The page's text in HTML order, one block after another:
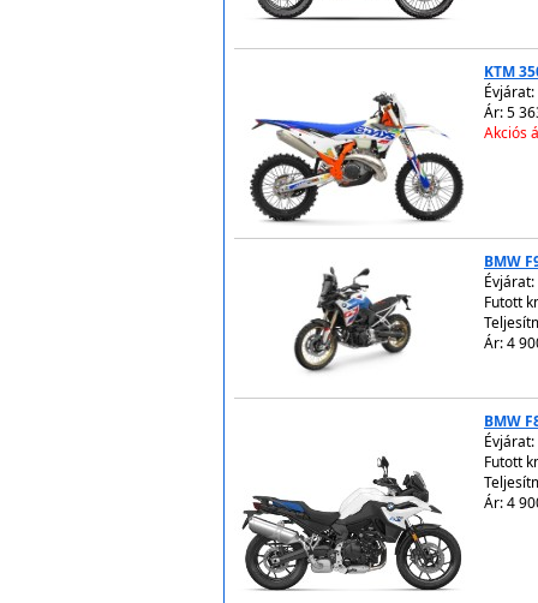
KTM
Évjárat:
Ár: 5
Akciós
BMW
Évjárat:
Futott
Ár: 4
BMW
Évjárat:
Futott
Ár: 4